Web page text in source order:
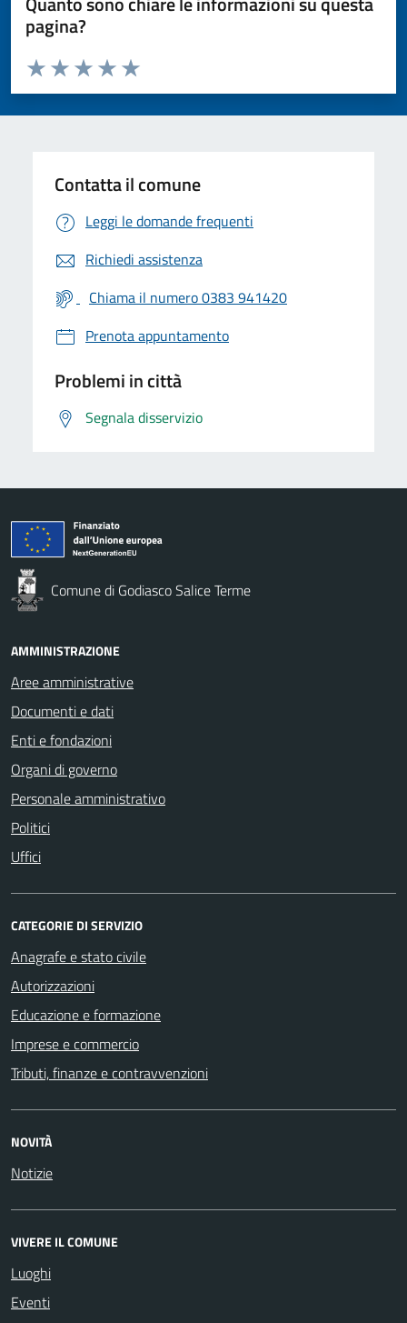
pagina?
Valuta da 1 a 5 stelle la pagina
Valuta 5 stelle su 5
Valuta 4 stelle su 5
Valuta 3 stelle su 5
Valuta 2 stelle su 5
Valuta 1 stelle su 5
Contatta il comune
Leggi le domande frequenti
Richiedi assistenza
Chiama il numero 0383 941420
Prenota appuntamento
Problemi in città
Segnala disservizio
Comune di Godiasco Salice Terme
AMMINISTRAZIONE
Aree amministrative
Documenti e dati
Enti e fondazioni
Organi di governo
Personale amministrativo
Politici
Uffici
CATEGORIE DI SERVIZIO
Anagrafe e stato civile
Autorizzazioni
Educazione e formazione
Imprese e commercio
Tributi, finanze e contravvenzioni
NOVITÀ
Notizie
VIVERE IL COMUNE
Luoghi
Eventi